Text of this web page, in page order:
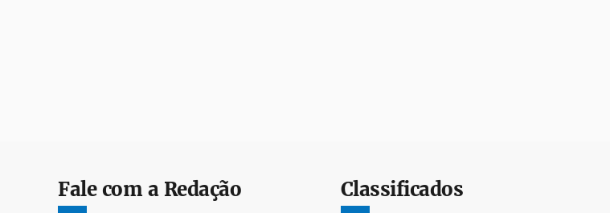
Fale com a Redação Classificados